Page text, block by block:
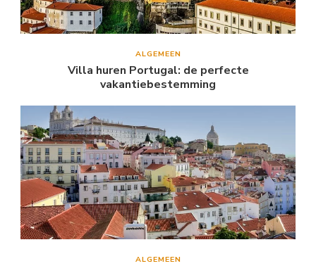
ALGEMEEN
Villa huren Portugal: de perfecte
vakantiebestemming
ALGEMEEN